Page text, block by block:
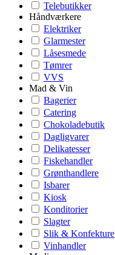
Telebutikker
Håndværkere
Elektriker
Glarmester
Låsesmede
Tømrer
VVS
Mad & Vin
Bagerier
Catering
Chokoladebutik
Dagligvarer
Delikatesser
Fiskehandler
Grønthandlere
Isbarer
Kiosk
Konditorier
Slagter
Slik & Konfekture
Vinhandler